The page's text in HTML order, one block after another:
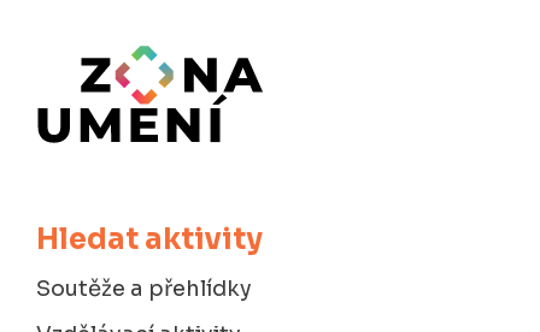
Hledat aktivity
Soutěže a přehlídky